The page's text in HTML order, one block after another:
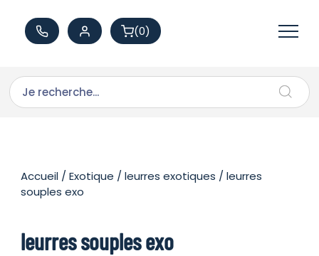
(0)
Accueil /Exotique /leurres exotiques / leurres
souples exo
leurres souples exo